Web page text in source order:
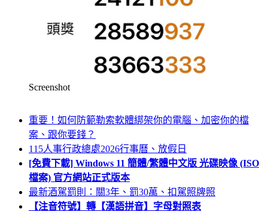
Screenshot
重要！如何防範勒索軟體綁架你的電腦、加密你的檔
案、跟你要錢？
115人事行政總處2026行事曆、放假日
[免費下載] Windows 11 簡體/繁體中文版 光碟映像 (ISO
檔案) 官方網站正式版本
最新酒駕罰則：關3年、罰30萬、扣駕照牌照
【注音符號】轉【漢語拼音】字母對照表